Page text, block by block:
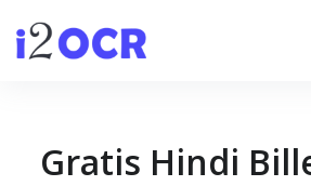
Gratis Hindi